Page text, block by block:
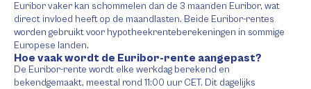
Euribor vaker kan schommelen dan de 3 maanden Euribor, wat
direct invloed heeft op de maandlasten. Beide Euribor-rentes
worden gebruikt voor hypotheekrenteberekeningen in sommige
Europese landen.
Hoe vaak wordt de Euribor-rente aangepast?
De Euribor-rente wordt elke werkdag berekend en
bekendgemaakt, meestal rond 11:00 uur CET. Dit dagelijks